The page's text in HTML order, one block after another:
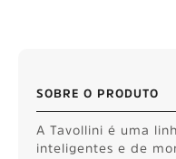
SOBRE O PRODUTO
A Tavollini é uma
inteligentes e de